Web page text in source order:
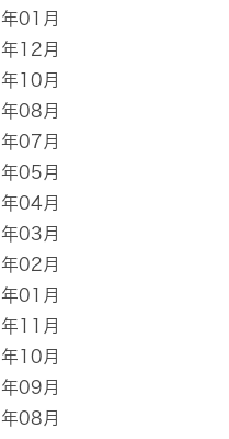
01月
12月
10月
08月
07月
05月
04月
03月
02月
01月
11月
10月
09月
08月